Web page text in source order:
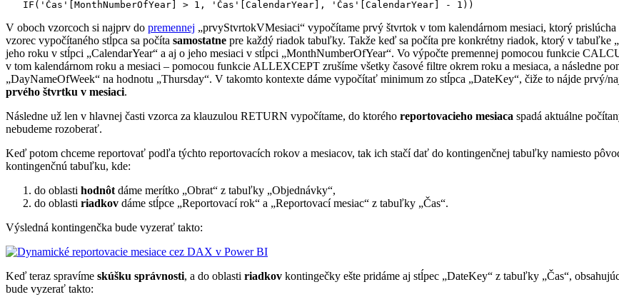
V oboch vzorcoch si najprv do premennej „prvyStvrtokVMesiaci“ vypočítame prvý štvrtok v tom kalendárnom mesiaci, ktorý
vzorec vypočítaného stĺpca sa počíta samostatne pre každý riadok tabuľky. Takže keď sa počíta pre konkrétny riadok, ktorý v tabuľke
jeho roku v stĺpci „CalendarYear“ a aj o jeho mesiaci v stĺpci „MonthNumberOfYear“. Vo výpočte premennej pomocou funkcie
v tom kalendárnom roku a mesiaci – pomocou funkcie ALLEXCEPT zrušíme všetky časové filtre okrem roku a mesiaca, a následne
„DayNameOfWeek“ na hodnotu „Thursday“. V takomto kontexte dáme vypočítať minimum zo stĺpca „DateKey“, čiže to nájde prvý/
prvého štvrtku v mesiaci.
Následne už len v hlavnej časti vzorca za klauzulou RETURN vypočítame, do ktorého reportovacieho mesiaca spadá aktuálne
nebudeme rozoberať.
Keď potom chceme reportovať podľa týchto reportovacích rokov a mesiacov, tak ich stačí dať do kontingenčnej tabuľky namiesto
kontingenčnú tabuľku, kde:
do oblasti hodnôt dáme merítko „Obrat“ z tabuľky „Objednávky“,
do oblasti riadkov dáme stĺpce „Reportovací rok“ a „Reportovací mesiac“ z tabuľky „Čas“.
Výsledná kontingenčka bude vyzerať takto:
Keď teraz spravíme skúšku správnosti, a do oblasti riadkov kontingečky ešte pridáme aj stĺpec „DateKey“ z tabuľky „Čas“,
bude vyzerať takto: